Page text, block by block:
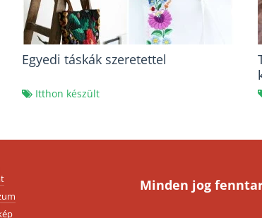
Egyedi táskák szeretettel
Itthon készült
Minden jog